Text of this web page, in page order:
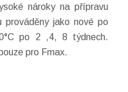
nároky na přípravu
prováděny jako nové po
po 2 ,4, 8 týdnech.
pro Fmax.